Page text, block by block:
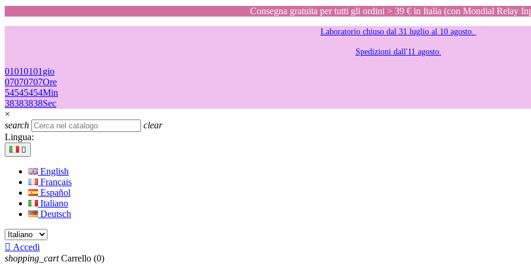
Consegna gratuita per tutti gli ordini > 39 € in Italia (con Mondial Relay
Laboratorio chiuso dal 31 luglio al 10 agosto.
Spedizioni dall'11 agosto.
01010101 gio
07070707Ore
54545454Min
38383838Sec
×
search
clear
Lingua:

English
Français
Español
Italiano
Deutsch
 Accedi
shopping_cart Carrello (0)